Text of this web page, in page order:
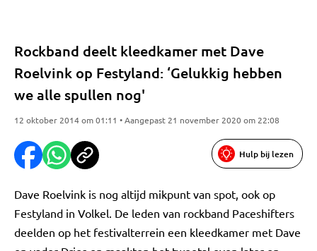
Rockband deelt kleedkamer met Dave
Roelvink op Festyland: ‘Gelukkig hebben
we alle spullen nog'
12 oktober 2014 om 01:11 • Aangepast 21 november 2020 om 22:08
Hulp bij lezen
Dave Roelvink is nog altijd mikpunt van spot, ook op
Festyland in Volkel. De leden van rockband Paceshifters
deelden op het festivalterrein een kleedkamer met Dave